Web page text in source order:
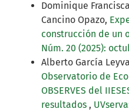
Dominique
Cancino Opazo,
construcción de un
Núm. 20 (2025):
Alberto García
Observatorio de
OBSERVES del
resultados ,